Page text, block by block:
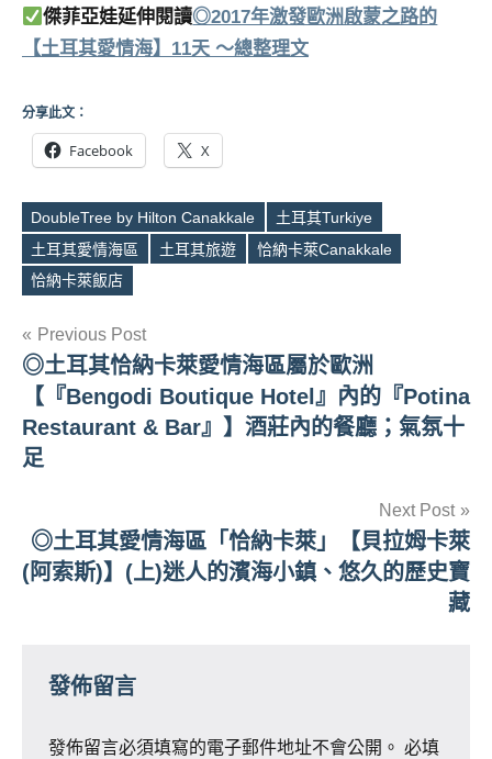
傑菲亞娃延伸閱讀◎2017年激發歐洲啟蒙之路的
【土耳其愛情海】11天 ～總整理文
分享此文：
Facebook X
Tags
DoubleTree by Hilton Canakkale
土耳其Turkiye
土耳其愛情海區
土耳其旅遊
恰納卡萊Canakkale
恰納卡萊飯店
文
章
導
覽
Previous Post
◎土耳其恰納卡萊愛情海區屬於歐洲
【『Bengodi Boutique Hotel』內的『Potina
Restaurant & Bar』】酒莊內的餐廳；氣氛十
足
Next Post
◎土耳其愛情海區「恰納卡萊」【貝拉姆卡萊
(阿索斯)】(上)迷人的濱海小鎮、悠久的歷史寶
藏
發佈留言
發佈留言必須填寫的電子郵件地址不會公開。 必填